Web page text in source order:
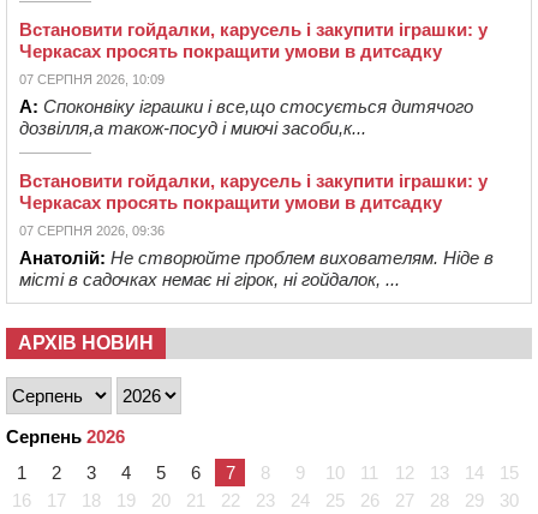
Встановити гойдалки, карусель і закупити іграшки: у
Черкасах просять покращити умови в дитсадку
07 СЕРПНЯ 2026, 10:09
А: Споконвіку іграшки і все,що стосується дитячого
дозвілля,а також-посуд і миючі засоби,к...
Встановити гойдалки, карусель і закупити іграшки: у
Черкасах просять покращити умови в дитсадку
07 СЕРПНЯ 2026, 09:36
Анатолій: Не створюйте проблем вихователям. Ніде в
місті в садочках немає ні гірок, ні гойдалок, ...
АРХІВ НОВИН
Серпень 2026
1
2 3 4 5 6 7 8 9 10 11 12 13 14
15
16
17 18 19 20 21 22 23 24 25 26 27 28 29 30